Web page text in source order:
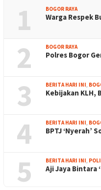
1 BOGOR RAYA
Warga Respek
2 BOGOR RAYA
Polres Bogor
3 BERITA HARI INI
Kebijakan KLH,
4 BERITA HARI INI
BPTJ ‘Nyerah’
5 BERITA HARI INI
Aji Jaya Bintara